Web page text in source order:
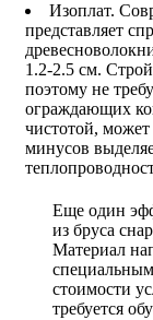
Изоплат.
представляет
1.2-2.5 см.
поэтому не
ограждающих
чистотой, может
минусов
Еще один
из бруса
Материал
стоимости
требуется